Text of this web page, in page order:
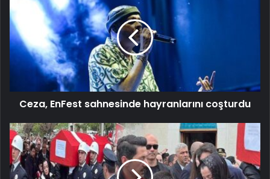
Ceza, EnFest sahnesinde hayranlarını coşturdu